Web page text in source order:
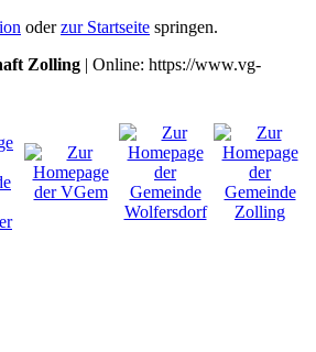
oderzur Startseite springen.
Zolling | Online: https://www.vg-